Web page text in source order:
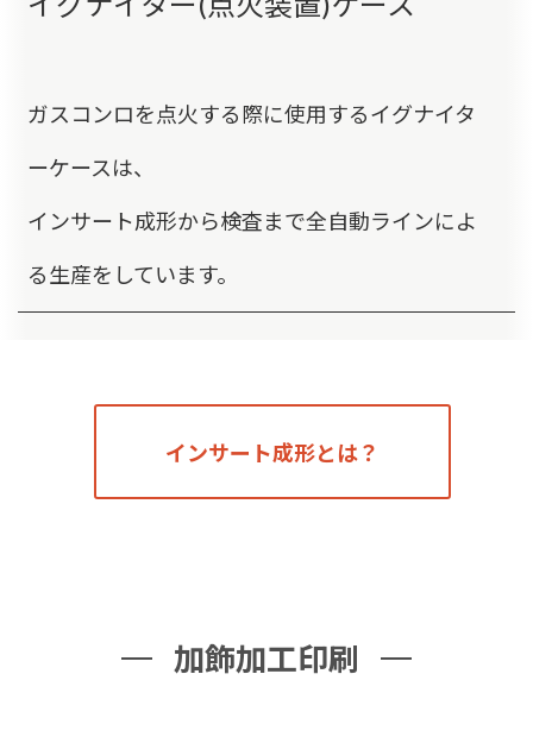
ガスコンロを点火する際に使用するイグナイタ
ーケースは、
インサート成形から検査まで全自動ラインによ
る生産をしています。
インサート成形とは？
加飾加工印刷